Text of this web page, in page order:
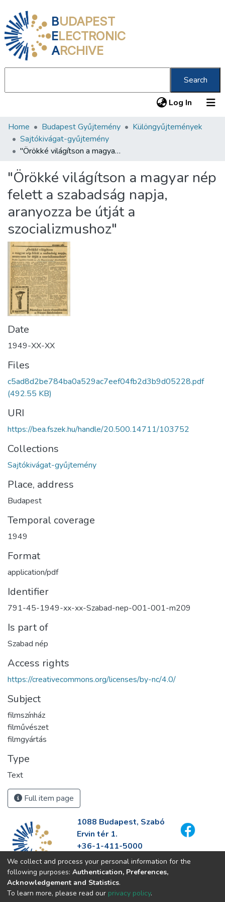
BUDAPEST
ELECTRONIC
ARCHIVE
Search
Log In (current)
Communities & Collections
All of DSpace
Statistics
About us
Home Budapest Gyűjtemény
Különgyűjtemények
Sajtókivágat-gyűjtemény
"Örökké világítson a magyar nép felett a szabadság napja, aranyozza be útját a szocializmushoz"
"Örökké világítson a magyar nép
felett a szabadság napja,
aranyozza be útját a
szocializmushoz"
Date
1949-XX-XX
Files
c5ad8d2be784ba0a529ac7eef04fb2d3b9d05228.pdf
(492.55 KB)
URI
https://bea.fszek.hu/handle/20.500.14711/103752
Collections
Sajtókivágat-gyűjtemény
Place, address
Budapest
Temporal coverage
1949
Format
application/pdf
Identifier
791-45-1949-xx-xx-Szabad-nep-001-001-m209
Is part of
Szabad nép
Access rights
https://creativecommons.org/licenses/by-nc/4.0/
Subject
filmszínház
filművészet
filmgyártás
Type
Text
Full item page
1088 Budapest, Szabó
Ervin tér 1.
+36-1-411-5000
info@fszek.hu
https://fszek.hu
We collect and process your personal information for the
following purposes: Authentication, Preferences,
Acknowledgement and Statistics.
To learn more, please read our privacy policy.